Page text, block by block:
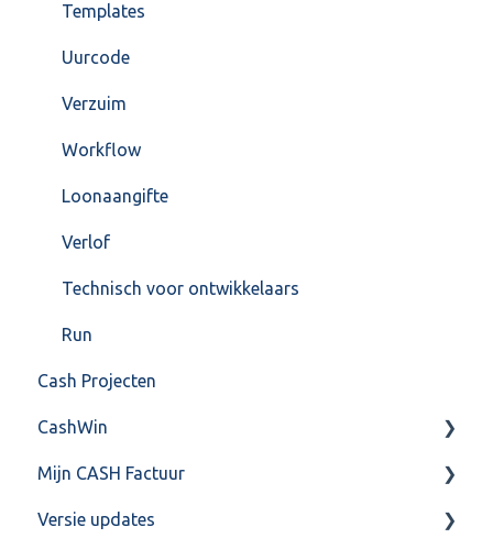
Templates
Uurcode
Verzuim
Workflow
Loonaangifte
Verlof
Technisch voor ontwikkelaars
Run
Cash Projecten
CashWin
Overig
Mijn CASH Factuur
Facturatie Loonportal( CASH Lonen)
Versie updates